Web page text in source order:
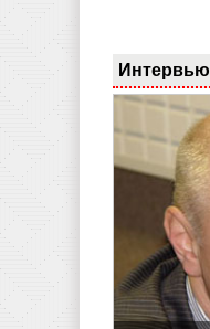
Интервью